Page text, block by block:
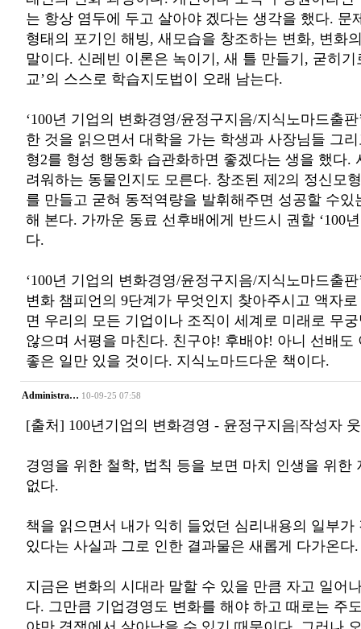
는 항상 염두에 두고 살아야 겠다는 생각을 했다. 문
형태의 포기인 해빙, 새모습을 창조하는 변화, 변화
말이다. 신레빈 이론은 녹이기, 새 틀 만들기, 굳히기
교’의 스스로 학습지도법이 오래 남는다.
‘100년 기업의 변화경영/윤정구지음/지식노마드출
한 것을 읽으면서 대학을 가는 학생과 사장님들 그
형2를 형성 행동화 습관화하면 좋겠다는 생을 했다.
려워하는 동물인지도 모른다. 창조된 제2의 정신모
를 만들고 굳혀 동적역량을 발휘해주면 성공할 수있
해 본다. 가까운 동료 선후배에게 반드시 권할 ‘100
다.
‘100년 기업의 변화경영/윤정구지음/지식노마드출
변화 챔피언의 9단계가 무엇인지 찾아주시고 액자
면 우리의 모든 기업이나 조직이 세계로 미래로 무
않으며 서평을 마친다. 친구야! 후배야! 아니 선배도
좋은 일만 있을 것이다. 지식노마드다운 책이다.
Administra… 10-09-25 07:58
[출처] 100년기업의 변화경영 - 윤정구지음|작성자
경영을 위한 철학, 법칙 등을 보면 마치 인생을 위한
없다.
책을 읽으면서 내가 익히 들었던 심리내용의 일부가
있다는 사실과 그로 인한 결과물은 새롭게 다가온다.
지금은 변화의 시대라 말할 수 있을 만큼 자고 일어
다. 그만큼 기업경영도 변화를 해야 하고 때로는 주